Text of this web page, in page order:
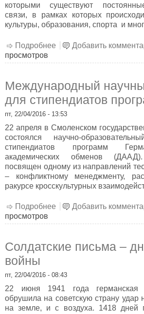
которыми существуют
связи, в рамках которых
культуры, образования, спорта и
Подробнее о Брейн-ринг «Под
Добавить
просмотров
Международный
для стипендиатов
пт, 22/04/2016 - 13:53
22 апреля в Смоленском
состоялся научно-
стипендиатов программ
академических обменов
посвящен одному из направлений
– конфликтному менеджменту,
ракурсе кросскультурных
Подробнее о Международный
Добавить
просмотров
Солдатские письма –
войны
пт, 22/04/2016 - 08:43
22 июня 1941 года германская
обрушила на советскую страну удар
на земле, и с воздуха. 1418 дней